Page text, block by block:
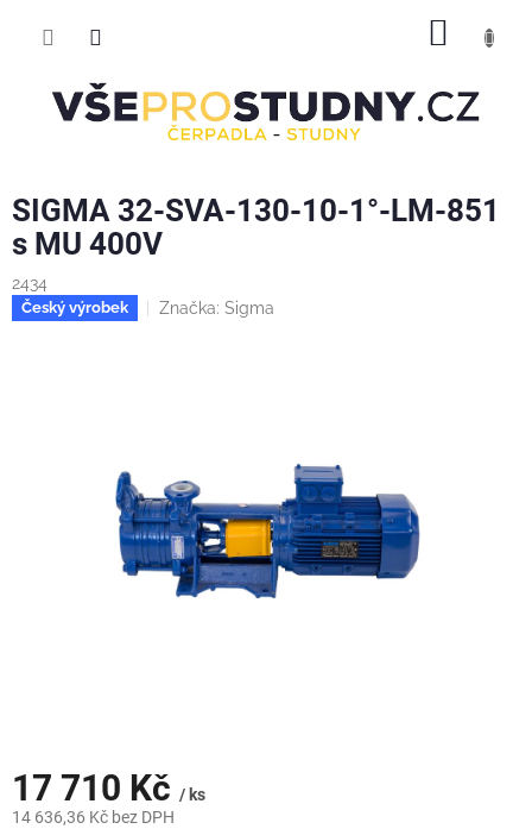
SIGMA 32-SVA-130-10-1°-LM-851
s MU 400V
2434
Český výrobek Značka: Sigma
17 710 Kč / ks
14 636,36 Kč bez DPH